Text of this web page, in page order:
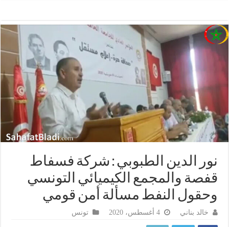
الدين الطبوبي : شركة فسفاط
والمجمع الكيميائي التونسي
النفط مسألة أمن قومي
خالد بناني تونس